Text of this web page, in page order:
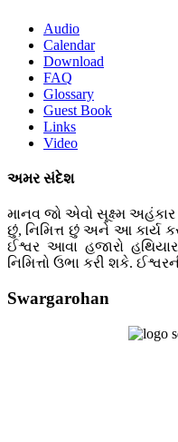
Audio
Calendar
Download
FAQ
Glossary
Guest Book
Links
Video
અમર સંદેશ
માનવ જો એવો સૂક્ષ્મ અહંકાર
છું, નિમિત્ત છું અને આ કાર્ય
ઈશ્વર આવા હજારો
નિમિત્તો ઉભા કરી શકે.
Swargarohan